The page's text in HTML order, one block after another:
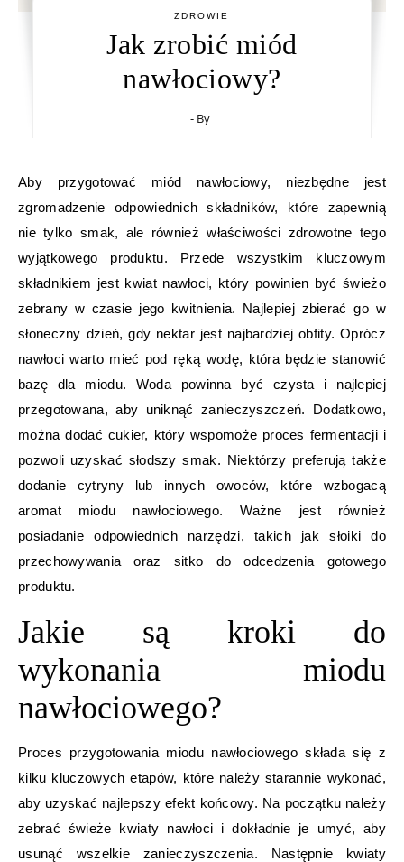
ZDROWIE
Jak zrobić miód
nawłociowy?
- By
Aby przygotować miód nawłociowy, niezbędne jest
zgromadzenie odpowiednich składników, które zapewnią
nie tylko smak, ale również właściwości zdrowotne tego
wyjątkowego produktu. Przede wszystkim kluczowym
składnikiem jest kwiat nawłoci, który powinien być świeżo
zebrany w czasie jego kwitnienia. Najlepiej zbierać go w
słoneczny dzień, gdy nektar jest najbardziej obfity. Oprócz
nawłoci warto mieć pod ręką wodę, która będzie stanowić
bazę dla miodu. Woda powinna być czysta i najlepiej
przegotowana, aby uniknąć zanieczyszczeń. Dodatkowo,
można dodać cukier, który wspomoże proces fermentacji i
pozwoli uzyskać słodszy smak. Niektórzy preferują także
dodanie cytryny lub innych owoców, które wzbogacą
aromat miodu nawłociowego. Ważne jest również
posiadanie odpowiednich narzędzi, takich jak słoiki do
przechowywania oraz sitko do odcedzenia gotowego
produktu.
Jakie są kroki do
wykonania miodu
nawłociowego?
Proces przygotowania miodu nawłociowego składa się z
kilku kluczowych etapów, które należy starannie wykonać,
aby uzyskać najlepszy efekt końcowy. Na początku należy
zebrać świeże kwiaty nawłoci i dokładnie je umyć, aby
usunąć wszelkie zanieczyszczenia. Następnie kwiaty